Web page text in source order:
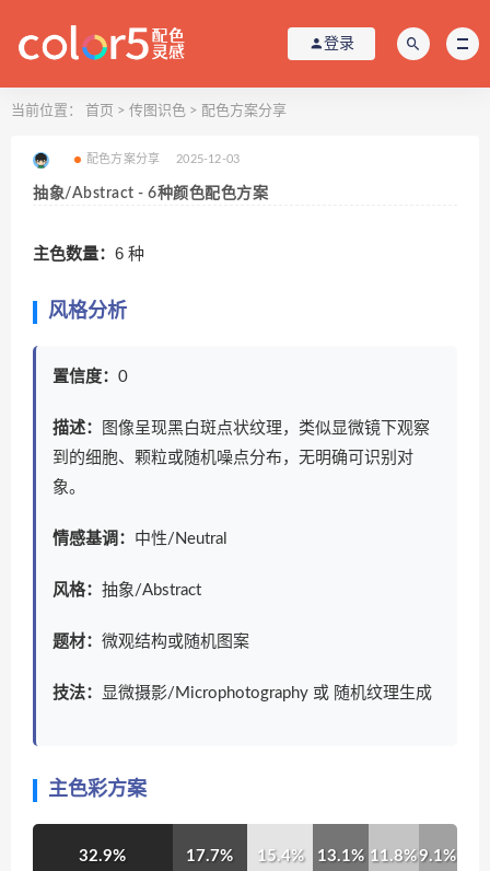
登录
当前位置： 首页 > 传图识色 > 配色方案分享
配色方案分享 2025-12-03
抽象/Abstract - 6种颜色配色方案
主色数量： 6 种
风格分析
置信度： 0
描述：
图像呈现黑白斑点状纹理，类似显微镜下观察
到的细胞、颗粒或随机噪点分布，无明确可识别对
象。
情感基调： 中性/Neutral
风格： 抽象/Abstract
题材： 微观结构或随机图案
技法： 显微摄影/Microphotography 或 随机纹理生成
主色彩方案
32.9% 17.7% 15.4% 13.1% 11.8%9.1%